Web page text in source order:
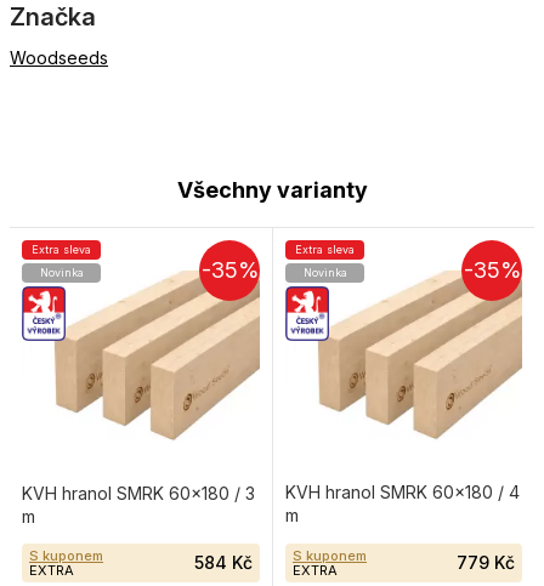
Značka
Woodseeds
Všechny varianty
-35%
Extra sleva
Novinka
KVH hranol SMRK 60×180 / 3
m
S kuponem
EXTRA
584 Kč
-35%
Extra sleva
Novinka
KVH hranol SMRK 60×180 / 4
m
S kuponem
EXTRA
779 Kč